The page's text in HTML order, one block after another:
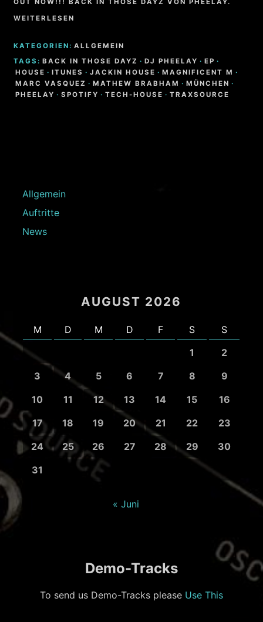
WEITERLESEN
KATEGORIEN: ALLGEMEIN
TAGS: BACK IN THOSE DAYZ · DJ PHEELAY · EP ·
HOUSE · ITUNES · JACKIN HOUSE · MAGNIFICENT M ·
MARC VASQUEZ · MATHEW BRABHAM · MÜNCHEN ·
PHEELAY · SPOTIFY · TECH-HOUSE · TRAXSOURCE
Allgemein
Auftritte
News
AUGUST 2026
M D M D F S
S
1
2
3
4 5 6 7 8
9
10
11 12 13 14 15
16
17
18 19 20 21 22
23
24
25 26 27 28 29
30
31
« Juni
Demo-Tracks
To send us Demo-Tracks please Use This